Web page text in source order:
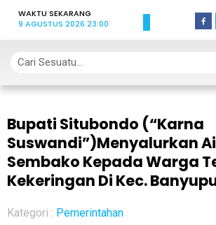
WAKTU SEKARANG
9 AGUSTUS 2026 23:00
Bupati Situbondo (“Karna
Suswandi”)Menyalurkan
Sembako Kepada Warga
Kekeringan Di Kec.
Kategori : Pemerintahan